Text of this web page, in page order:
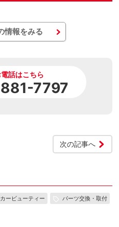
情報をみる
話はこちら
7797
次の記事へ
カービューティー パーツ交換・取付